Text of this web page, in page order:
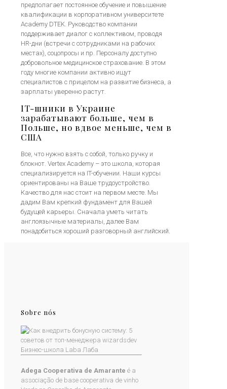
предполагает постоянное обучение и повышение
квалификации в корпоративном университете
Academy DTEK. Руководство компании
поддерживает диалог с коллективом, проводя
HR-дни (встречи с сотрудниками на рабочих
местах), соцопросы и пр. Персоналу доступно
добровольное медицинское страхование. В этом
году многие компании активно ищут
специалистов с прицелом на развитие бизнеса, а
зарплаты уверенно растут.
IT-шники в Украине
зарабатывают больше, чем в
Польше, но вдвое меньше, чем в
США
Все, что нужно взять с собой, только ручку и
блокнот. Vertex Academy – это школа, которая
специализируется на IT-обучении. Наши курсы
ориентированы на Ваше трудоустройство.
Качество для нас стоит на первом месте. Мы
дадим Вам крепкий фундамент для Вашей
будущей карьеры. Сначала уметь читать
англоязычные материалы, далее Вам
понадобиться хороший разговорный английский.
Sobre nós
Adega Cooperativa de Amarante é a
associação de base cooperativa de vinho